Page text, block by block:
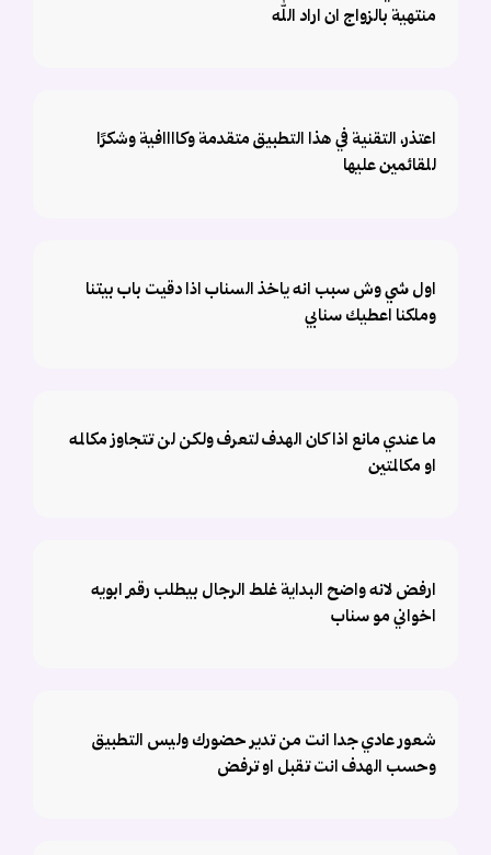
منتهية بالزواج ان اراد الله
اعتذر، التقنية في هذا التطبيق متقدمة وكاااافية وشكرًا
للقائمين عليها
اول شي وش سبب انه ياخذ السناب اذا دقيت باب بيتنا
وملكنا اعطيك سنابي
ما عندي مانع اذا كان الهدف لتعرف ولكن لن تتجاوز مكالمه
او مكالمتين
ارفض لانه واضح البداية غلط الرجال بيطلب رقم ابويه
اخواني مو سناب
شعور عادي جدا انت من تدير حضورك وليس التطبيق
وحسب الهدف انت تقبل او ترفض